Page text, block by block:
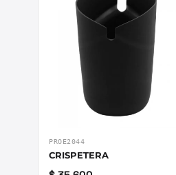
PROE2044
CRISPETERA